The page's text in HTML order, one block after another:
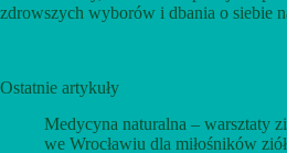
zdrowszych wyborów i dbania o siebie
Ostatnie artykuły
Medycyna naturalna – warsztaty
we Wrocławiu dla miłośników ziół